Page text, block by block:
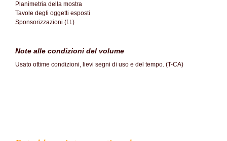
Planimetria della mostra
Tavole degli oggetti esposti
Sponsorizzazioni (f.t.)
Note alle condizioni del volume
Usato ottime condizioni, lievi segni di uso e del tempo. (T-CA)